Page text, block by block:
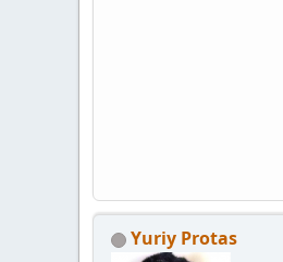
Yuriy Protas